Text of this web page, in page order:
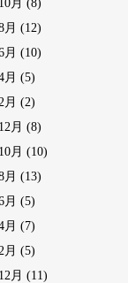
月 (8)
月 (12)
月 (10)
月 (5)
月 (2)
月 (8)
月 (10)
月 (13)
月 (5)
月 (7)
月 (5)
月 (11)